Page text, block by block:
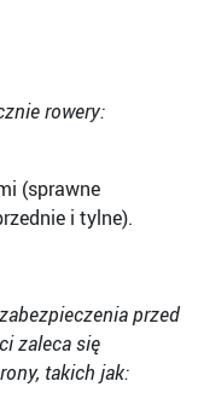
rowery:
(sprawne
i tylne).
przed
zaleca się
takich jak: